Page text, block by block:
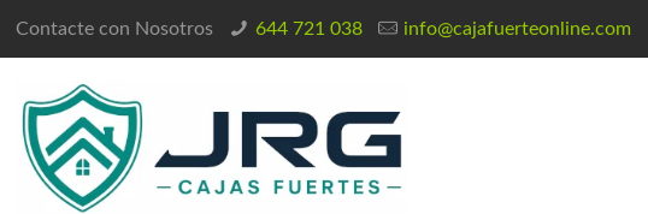
Contacte con Nosotros 644 721 038 info@cajafuerteonline.com